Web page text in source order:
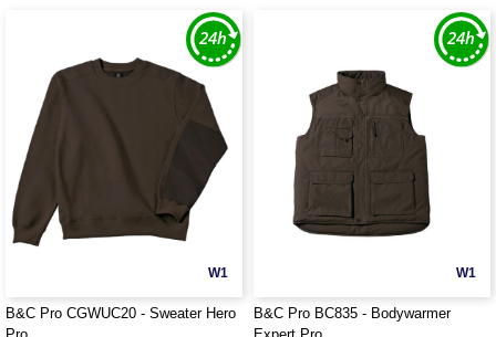
W1
B&C Pro CGWUC20 - Sweater Hero
W1
B&C Pro BC835 - Bodywarmer